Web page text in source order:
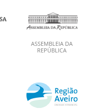
ASSEMBLEIA DA
REPÚBLICA